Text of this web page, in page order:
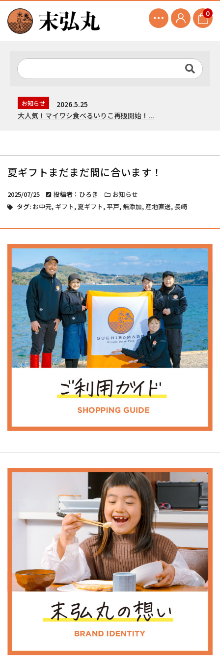
0
お知らせ
2026.5.25
大人気！マイワシ食べるいりこ再販開始！...
夏ギフトまだまだ間に合います！
2025/07/25 投稿者：ひろき
お知らせ
タグ: お中元, ギフト,夏ギフト,平戸, 無添加, 産地直送,長崎